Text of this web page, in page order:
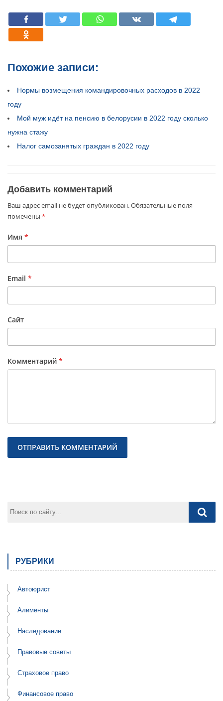
Похожие записи:
Нормы возмещения командировочных расходов в 2022
году
Мой муж идёт на пенсию в белорусии в 2022 году сколько
нужна стажу
Налог самозанятых граждан в 2022 году
Добавить комментарий
Ваш адрес email не будет опубликован.Обязательные поля
помечены *
Имя *
Email *
Сайт
Комментарий *
РУБРИКИ
Автоюрист
Алименты
Наследование
Правовые советы
Страховое право
Финансовое право